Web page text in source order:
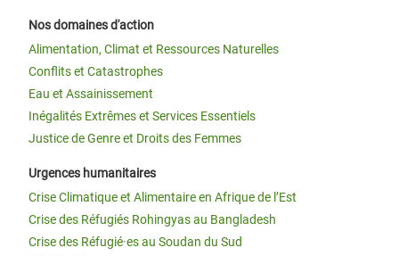
Nos domaines d'action
Alimentation, Climat et Ressources Naturelles
Conflits et Catastrophes
Eau et Assainissement
Inégalités Extrêmes et Services Essentiels
Justice de Genre et Droits des Femmes
Urgences humanitaires
Crise Climatique et Alimentaire en Afrique de l’Est
Crise des Réfugiés Rohingyas au Bangladesh
Crise des Réfugié·es au Soudan du Sud